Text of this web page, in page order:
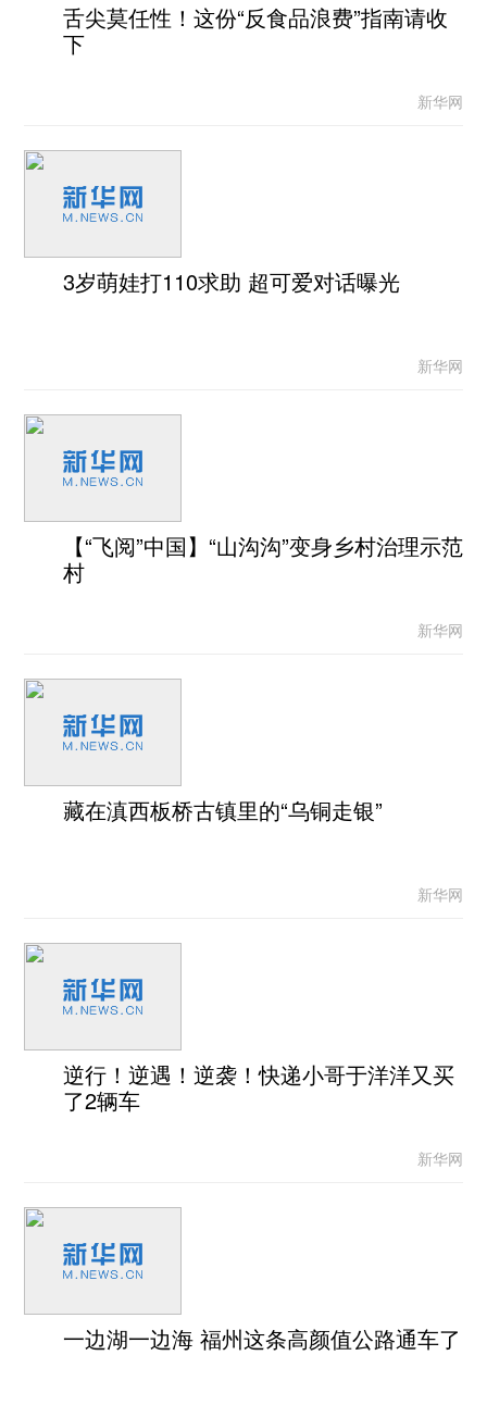
舌尖莫任性！这份“反食品浪费”指南请收
下
新华网
3岁萌娃打110求助 超可爱对话曝光
新华网
【“飞阅”中国】“山沟沟”变身乡村治理示范
村
新华网
藏在滇西板桥古镇里的“乌铜走银”
新华网
逆行！逆遇！逆袭！快递小哥于洋洋又买
了2辆车
新华网
一边湖一边海 福州这条高颜值公路通车了